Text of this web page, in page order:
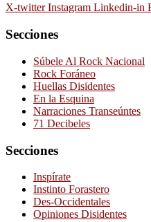
X-twitter Instagram Linkedin-in
Secciones
Súbele Al Rock Nacional
Rock Foráneo
Huellas Disidentes
En la Esquina
Narraciones Transeúntes
71 Decibeles
Secciones
Inspírate
Instinto Forastero
Des-Occidentales
Opiniones Disidentes